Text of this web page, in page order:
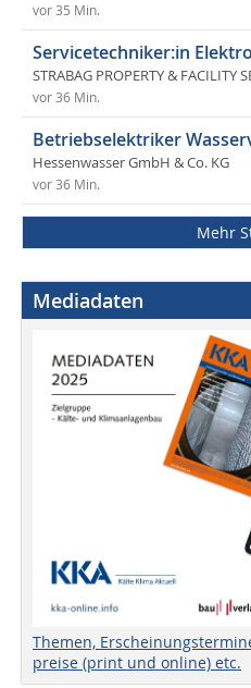
vor 35 Min.
Servicetechniker:in
STRABAG PROPERTY & FACILITY
vor 36 Min.
Betriebselektriker
Hessenwasser GmbH & Co. KG
vor 36 Min.
Mehr
Mediadaten
Themen,
preise (print und online) etc.